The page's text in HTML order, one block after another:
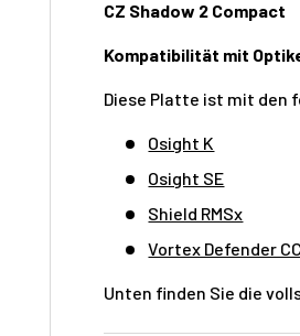
CZ Shadow 2 Compact
Kompatibilität mit
Diese Platte ist mit den
Osight K
Osight SE
Shield RMSx
Vortex Defender
Unten finden Sie die